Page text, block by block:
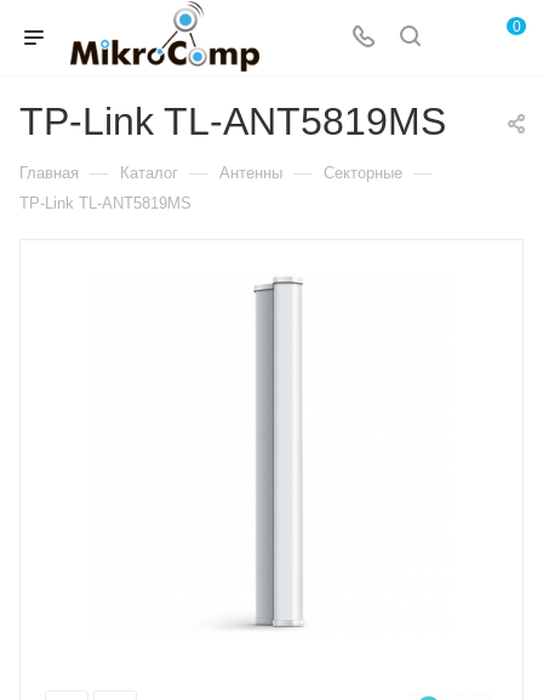
0
TP-Link TL-ANT5819MS
Главная — Каталог — Антенны — Секторные —
TP-Link TL-ANT5819MS